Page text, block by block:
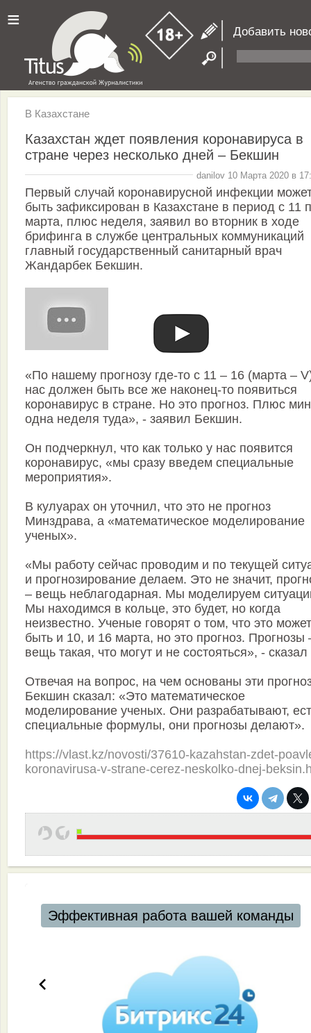
≡ Добавить
В Казахстане
Казахстан ждет появления коронавируса в
стране через несколько дней – Бекшин
danilov 10 Марта 2020 в
Первый случай коронавирусной инфекции
быть зафиксирован в Казахстане в период с 11
марта, плюс неделя, заявил во вторник в ходе
брифинга в службе центральных коммуникаций
главный государственный санитарный врач
Жандарбек Бекшин.
«По нашему прогнозу где-то с 11 – 16 (марта –
нас должен быть все же наконец-то появиться
коронавирус в стране. Но это прогноз. Плюс
одна неделя туда», - заявил Бекшин.
Он подчеркнул, что как только у нас появится
коронавирус, «мы сразу введем специальные
мероприятия».
В кулуарах он уточнил, что это не прогноз
Минздрава, а «математическое моделирование
ученых».
«Мы работу сейчас проводим и по текущей
и прогнозирование делаем. Это не значит,
– вещь неблагодарная. Мы моделируем
Мы находимся в кольце, это будет, но когда
неизвестно. Ученые говорят о том, что это может
быть и 10, и 16 марта, но это прогноз. Прогнозы
вещь такая, что могут и не состояться», -
Отвечая на вопрос, на чем основаны эти
Бекшин сказал: «Это математическое
моделирование ученых. Они разрабатывают,
специальные формулы, они прогнозы делают».
https://vlast.kz/novosti/37610-kazahstan-zdet-
koronavirusa-v-strane-cerez-neskolko-dnej-
Эффективная работа вашей команды